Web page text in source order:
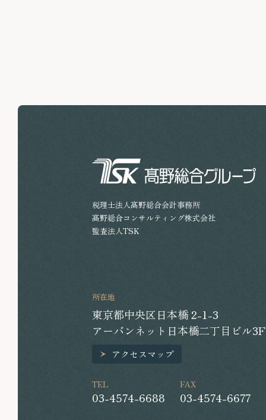
税理士法人髙野総合会計事務所
髙野総合コンサルティング株式会社
監査法人TSK
所在地
東京都中央区日本橋 2-1-3
アーバンネット日本橋二丁目ビル3F
アクセスマップ
TEL
03-4574-6688
FAX
03-4574-6677